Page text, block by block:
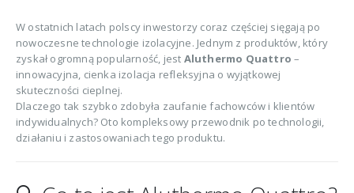
W ostatnich latach polscy inwestorzy coraz częściej sięgają po
nowoczesne technologie izolacyjne. Jednym z produktów, który
zyskał ogromną popularność, jest Aluthermo Quattro –
innowacyjna, cienka izolacja refleksyjna o wyjątkowej
skuteczności cieplnej.
Dlaczego tak szybko zdobyła zaufanie fachowców i klientów
indywidualnych? Oto kompleksowy przewodnik po technologii,
działaniu i zastosowaniach tego produktu.